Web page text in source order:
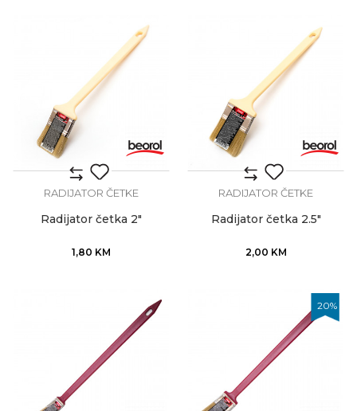
RADIJATOR ČETKE
Radijator četka 2"
1,80 KM
RADIJATOR ČETKE
Radijator četka 2.5"
2,00 KM
20%